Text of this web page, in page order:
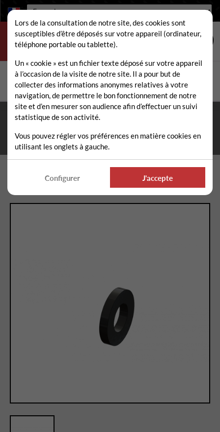
Langue :
Rechercher
Fermeture estivale du 10 au 21 août 2026
téléphonique et administrative assurée durant tout l'été. ☀️
Pièces détachées épareuse / faucheuse
Rondelle de calage 45 x 15 ép 5mm
Lors de la consultation de notre site, des cookies sont
susceptibles d’être déposés sur votre appareil (ordinateur,
téléphone portable ou tablette).
Un « cookie » est un fichier texte déposé sur votre appareil
à l’occasion de la visite de notre site. Il a pour but de
collecter des informations anonymes relatives à votre
navigation, de permettre le bon fonctionnement de notre
site et d’en mesurer son audience afin d’effectuer un suivi
statistique de son activité.
Vous pouvez régler vos préférences en matière cookies en
utilisant les onglets à gauche.
Configurer J'accepte